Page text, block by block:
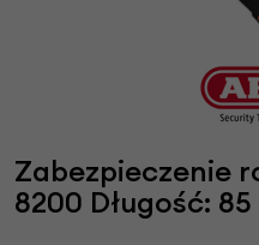
Zabezpieczenie
8200 Długość: